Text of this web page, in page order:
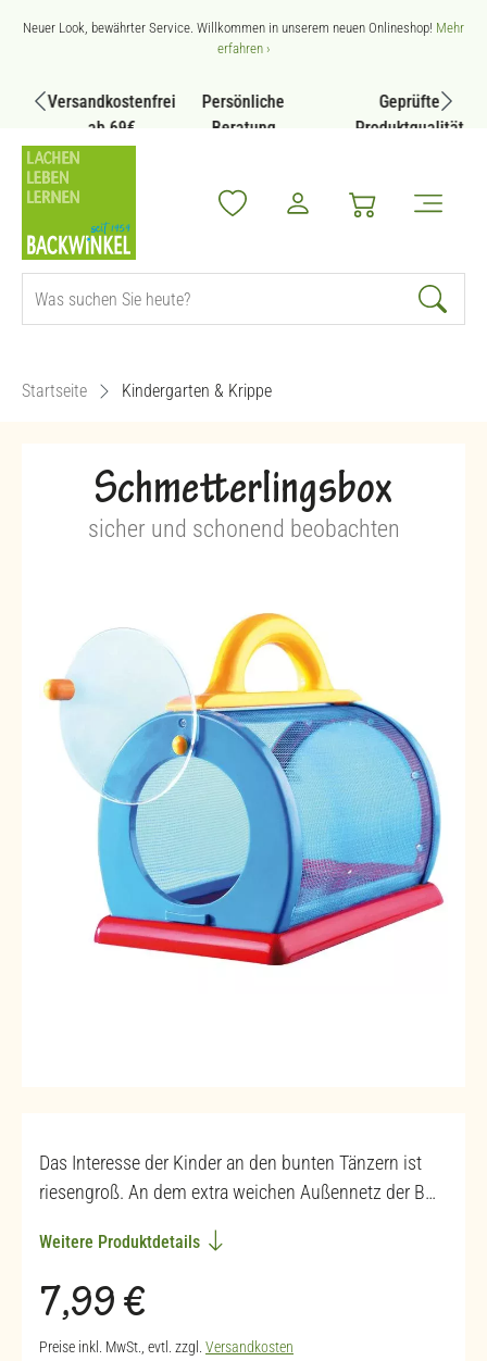
Zum Hauptinhalt springen
Neuer Look, bewährter Service. Willkommen in unserem neuen Onlineshop! Mehr
erfahren ›
Versandkostenfrei
ab 69€
Persönliche
Beratung
Geprüfte
Produktqualität
Startseite Kindergarten & Krippe
Schmetterlingsbox
sicher und schonend beobachten
Das Interesse der Kinder an den bunten Tänzern ist
riesengroß. An dem extra weichen Außennetz der B…
Weitere Produktdetails
Regulärer Preis:
7,99 €
Preise inkl. MwSt., evtl. zzgl. Versandkosten